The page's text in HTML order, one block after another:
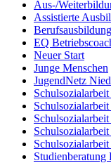
Aus-/
Assistierte
EQ
Neuer Start
Junge Menschen
JugendNetz